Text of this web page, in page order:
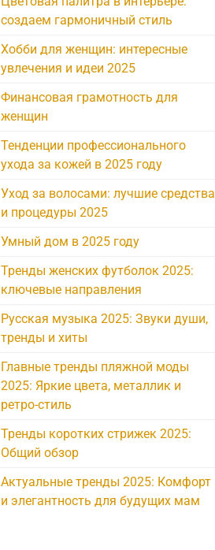
создаем гармоничный стиль
Хобби для женщин: интересные
увлечения и идеи 2025
Финансовая грамотность для
женщин
Тенденции профессионального
ухода за кожей в 2025 году
Уход за волосами: лучшие средства
и процедуры 2025
Умный дом в 2025 году
Тренды женских футболок 2025:
ключевые направления
Русская музыка 2025: Звуки души,
тренды и хиты
Главные тренды пляжной моды
2025: Яркие цвета, металлик и
ретро-стиль
Тренды коротких стрижек 2025:
Общий обзор
Актуальные тренды 2025: Комфорт
и элегантность для будущих мам